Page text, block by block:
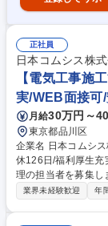
正社員
日本コムシス株
【電気工事施
実/WEB面接可
月給30万円～
東京都品川区
企業名 日本コムシス株式会社 求人名 【電気工事施
休126日/福利厚生充実/WEB面
理の担当者を募集し
体制を増員し新規
業界未経験歓迎 年